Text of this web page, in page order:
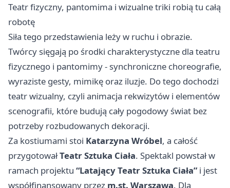
Teatr fizyczny, pantomima i wizualne triki robią tu całą
robotę
Siła tego przedstawienia leży w ruchu i obrazie.
Twórcy sięgają po środki charakterystyczne dla teatru
fizycznego i pantomimy - synchroniczne choreografie,
wyraziste gesty, mimikę oraz iluzje. Do tego dochodzi
teatr wizualny, czyli animacja rekwizytów i elementów
scenografii, które budują cały pogodowy świat bez
potrzeby rozbudowanych dekoracji.
Za kostiumami stoi Katarzyna Wróbel, a całość
przygotowałTeatr Sztuka Ciała. Spektakl powstał w
ramach projektu “Latający Teatr Sztuka Ciała”i jest
współfinansowany przez m.st. Warszawa. Dla